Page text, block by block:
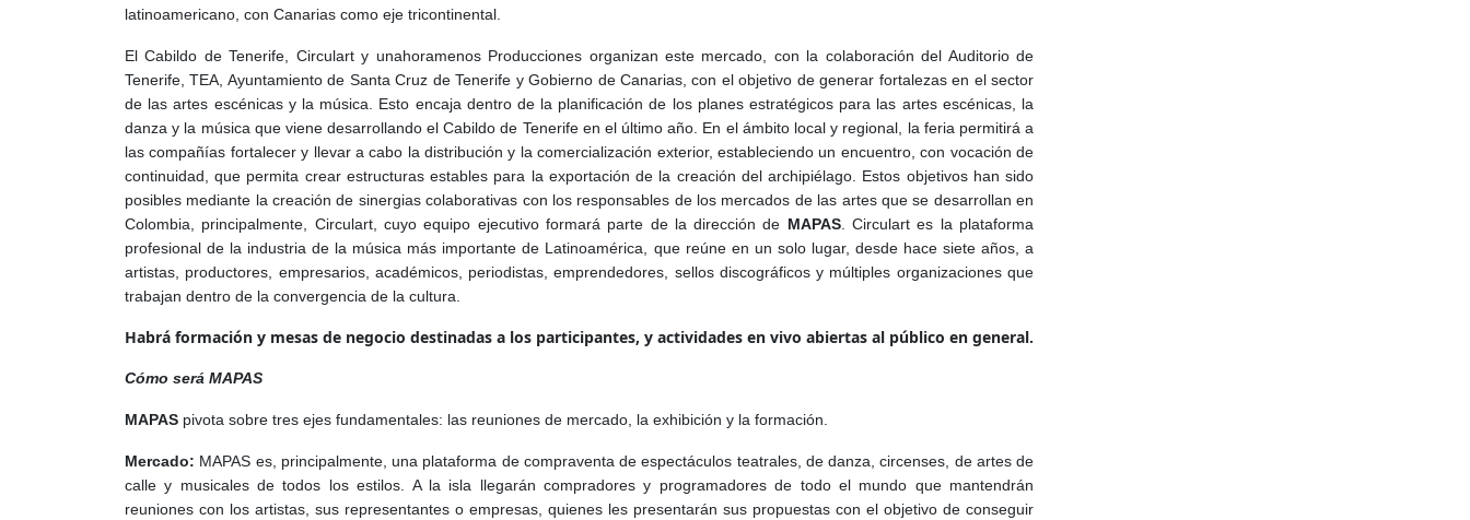
latinoamericano, con Canarias como eje tricontinental.
El Cabildo de Tenerife, Circulart y unahoramenos Producciones organizan este mercado, con la colaboración del Auditorio de
Tenerife, TEA, Ayuntamiento de Santa Cruz de Tenerife y Gobierno de Canarias, con el objetivo de generar fortalezas en el sector
de las artes escénicas y la música. Esto encaja dentro de la planificación de los planes estratégicos para las artes escénicas, la
danza y la música que viene desarrollando el Cabildo de Tenerife en el último año. En el ámbito local y regional, la feria permitirá a
las compañías fortalecer y llevar a cabo la distribución y la comercialización exterior, estableciendo un encuentro, con vocación de
continuidad, que permita crear estructuras estables para la exportación de la creación del archipiélago. Estos objetivos han sido
posibles mediante la creación de sinergias colaborativas con los responsables de los mercados de las artes que se desarrollan en
Colombia, principalmente, Circulart, cuyo equipo ejecutivo formará parte de la dirección de MAPAS. Circulart es la plataforma
profesional de la industria de la música más importante de Latinoamérica, que reúne en un solo lugar, desde hace siete años, a
artistas, productores, empresarios, académicos, periodistas, emprendedores, sellos discográficos y múltiples organizaciones que
trabajan dentro de la convergencia de la cultura.
Habrá formación y mesas de negocio destinadas a los participantes, y actividades en vivo abiertas al público en general.
Cómo será MAPAS
MAPAS pivota sobre tres ejes fundamentales: las reuniones de mercado, la exhibición y la formación.
Mercado: MAPAS es, principalmente, una plataforma de compraventa de espectáculos teatrales, de danza, circenses, de artes de
calle y musicales de todos los estilos. A la isla llegarán compradores y programadores de todo el mundo que mantendrán
reuniones con los artistas, sus representantes o empresas, quienes les presentarán sus propuestas con el objetivo de conseguir